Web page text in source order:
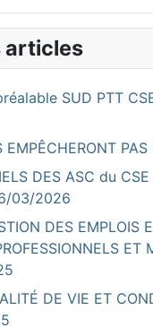
articles
SUD PTT
EMPÊCHERONT
DES ASC du
03/2026
DES EMPLOIS
ET
DE VIE ET